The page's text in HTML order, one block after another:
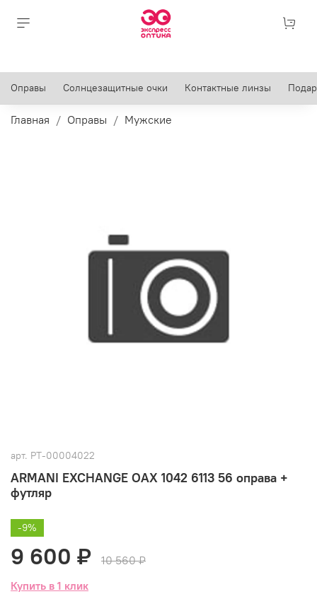
Оправы Солнцезащитные очки Контактные линзы
Главная Оправы Мужские
арт. РТ-00004022
ARMANI EXCHANGE ОАХ 1042 6113 56 оправа +
футляр
-9%
9 600 ₽
10 560 ₽
Купить в 1 клик